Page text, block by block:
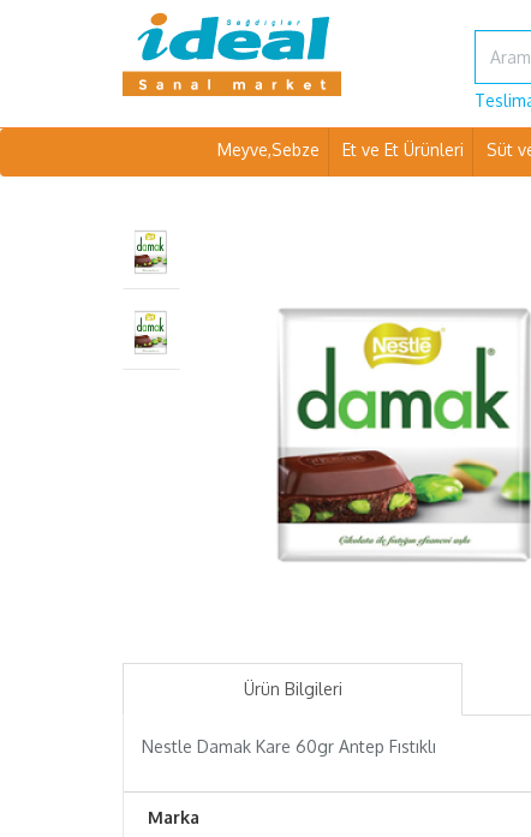
Meyve,Sebze Et ve Et Ürünleri Süt
Ürün Bilgileri
Nestle Damak Kare 60gr Antep Fıstıklı
Marka